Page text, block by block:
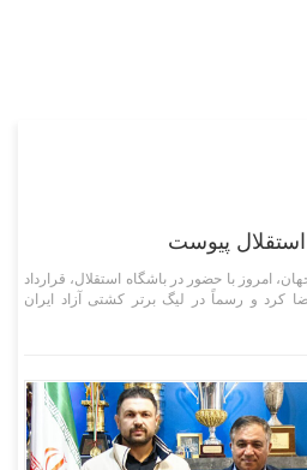
پیوست
و جهان، امروز با حضور در باشگاه استقلال، قرارداد
کرد و رسماً در لیگ برتر کشتی آزاد ایران